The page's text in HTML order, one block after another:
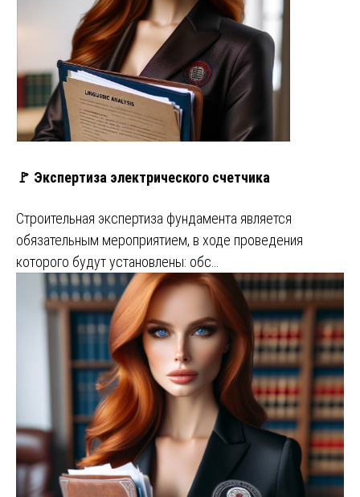
🚩 Экспертиза электрического счетчика
Строительная экспертиза фундамента является
обязательным мероприятием, в ходе проведения
которого будут установлены: обс…